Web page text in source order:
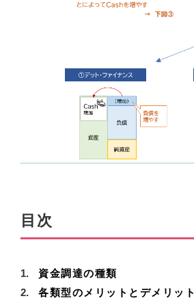
目次
資金調達の種類
各類型のメリットとデメリット